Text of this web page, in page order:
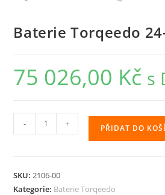
Baterie Torqeedo
75 026,00 Kč s
Torqeedo
množství
- + PŘIDAT DO
SKU:2106-00
Kategorie: Baterie Torqeedo